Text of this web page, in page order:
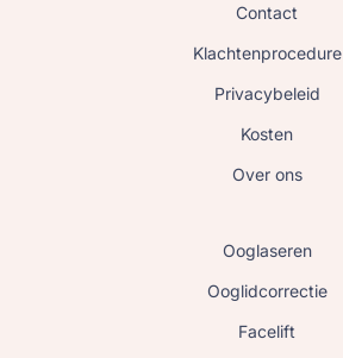
Contact
Klachtenprocedure
Privacybeleid
Kosten
Over ons
Ooglaseren
Ooglidcorrectie
Facelift